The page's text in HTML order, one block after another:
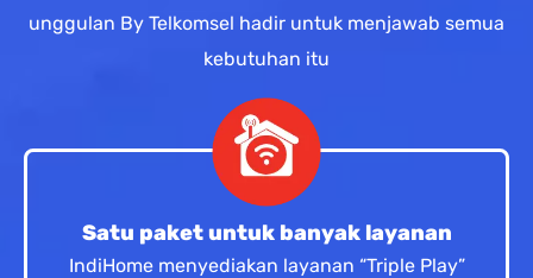
unggulan By Telkomsel hadir untuk menjawab semua
kebutuhan itu
Satu paket untuk banyak layanan
IndiHome menyediakan layanan “Triple Play”